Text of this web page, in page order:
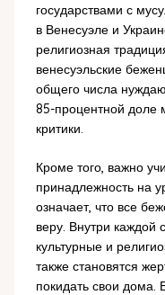
государствами с
в Венесуэле и
религиозная
венесуэльские
общего числа
85-процентной доле
критики.
Кроме того, важно
принадлежность на
означает, что все
веру. Внутри каждой
культурные и
также становятся
покидать свои дома.